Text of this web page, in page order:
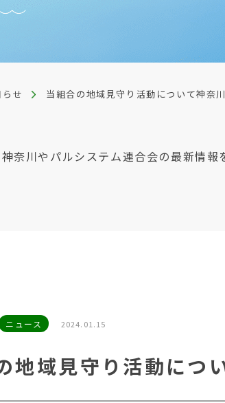
らせ 当組合の地域見守り活動について神奈
奈川やパルシステム連合会の最新情報
ニュース 2024.01.15
地域見守り活動につ